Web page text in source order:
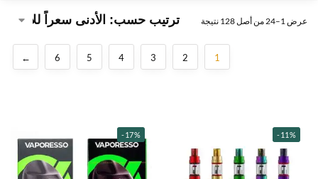
عرض 1–24 من أصل 128 نتيجة
1
2
3
4
5
6
←
-11%
-17%